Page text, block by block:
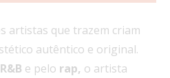
artistas que trazem criam
autêntico e original.
R&B e pelo rap, o artista